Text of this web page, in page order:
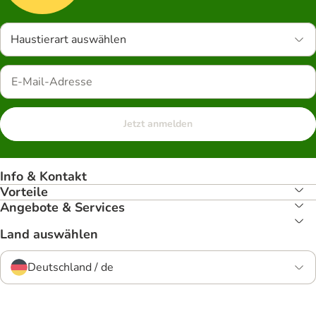
Haustierart auswählen
Jetzt anmelden
Info & Kontakt
Vorteile
Angebote & Services
Land auswählen
Deutschland / de